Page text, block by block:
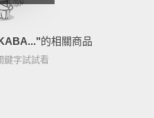
"的相關商品
鍵字試試看